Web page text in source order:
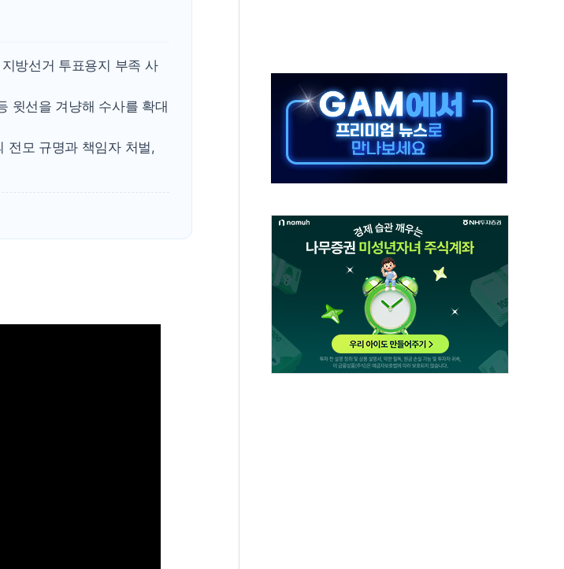
롯데백화점, 잠실에 '서머마켓' 첫선…포켓몬 협업
SSG닷컴, 쓱7클럽 회원 전용 특가전…12일까지 150여 종 선보여
지리자동차그룹, 7월 판매 25만대…수출 202% 급증
'호텔 곳곳을 전시장으로'…그랜드 조선 제주, 강임윤 개인전 개최
코오롱, 제10회 에코 롱롱 Plus 캠프 진행
방선거 투표용지 부족 사
윗선을 겨냥해 수사를 확대
전모 규명과 책임자 처벌,